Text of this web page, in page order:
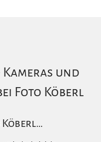
Kameras und
Foto Köberl
Köberl…